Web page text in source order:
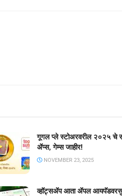
गूगल प्ले स्टोअरवरील २०२५ चे
ॲप्स, गेम्स जाहीर!
NOVEMBER 23, 2025
व्हॉट्सॲप आता ॲपल